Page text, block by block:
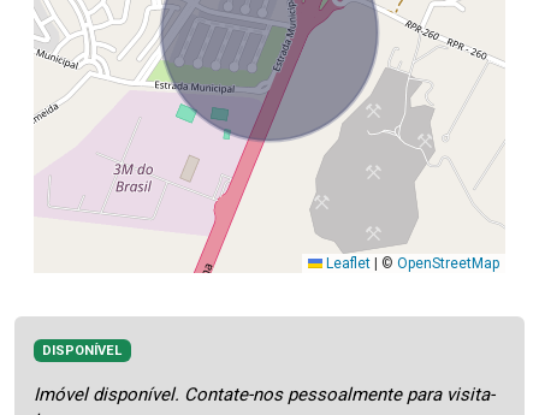
Leaflet | © OpenStreetMap
DISPONÍVEL
Imóvel disponível. Contate-nos pessoalmente para visita-